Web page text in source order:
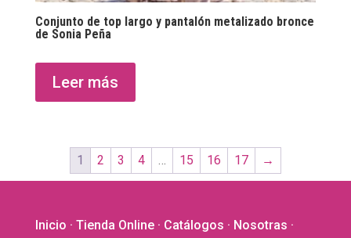
Conjunto de top largo y pantalón metalizado bronce
de Sonia Peña
Leer más
1 2 3 4 … 15 16 17 →
Inicio · Tienda Online· Catálogos · Nosotras ·